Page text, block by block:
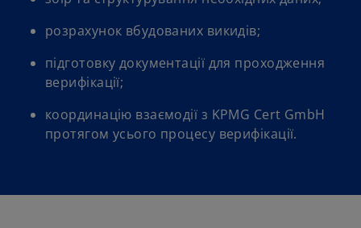
w
a
розрахунок вбудованих викидів;
підготовку документації для проходження
верифікації;
координацію взаємодії з KPMG Cert GmbH
протягом усього процесу верифікації.